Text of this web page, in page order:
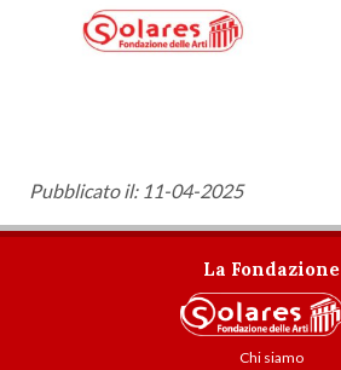
Pubblicato il: 11-04-2025
La Fondazione
Chi siamo